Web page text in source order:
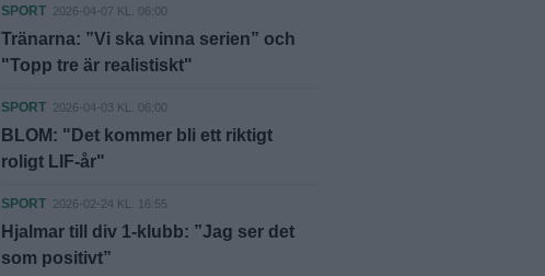
SPORT 2026-04-07 KL. 06:00
Tränarna: ”Vi ska vinna serien” och
"Topp tre är realistiskt"
SPORT 2026-04-03 KL. 06:00
BLOM: "Det kommer bli ett riktigt
roligt LIF-år"
SPORT 2026-02-24 KL. 16:55
Hjalmar till div 1-klubb: ”Jag ser det
som positivt”